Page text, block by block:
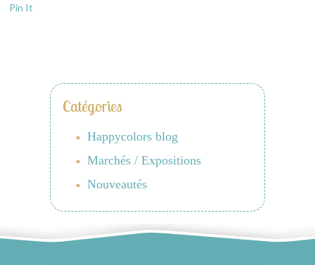
Pin It
Catégories
Happycolors blog
Marchés / Expositions
Nouveautés